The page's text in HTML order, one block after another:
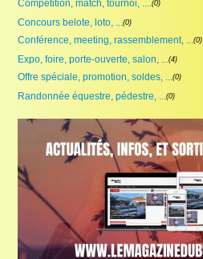
Compétition, match, tournoi, ....(0)
Concours belote, loto, ...(0)
Conférence, meeting, rassemblement, ...(0)
Expo, foire, porte-ouverte, salon, ...(4)
Offre spéciale, promotion, soldes, ...(0)
Randonnée équestre, pédestre, ...(0)